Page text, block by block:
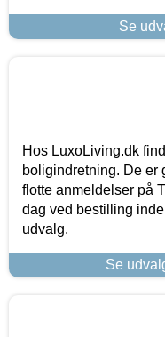
Se
Hos LuxoLiving.dk
boligindretning. De er
flotte anmeldelser på
dag ved bestilling
udvalg.
Se